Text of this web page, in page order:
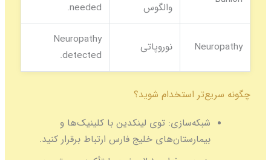
needed.
نوروپاتی
detected.
استخدام شوید؟
توی لینکدین با کلینیک‌ها و
خلیج فارس ارتباط برقرار کنید.